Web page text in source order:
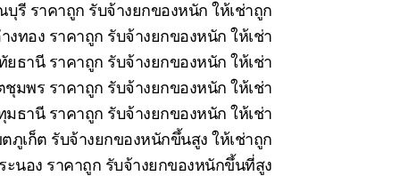
บุรี ราคาถูก รับจ้างยกของหนัก ให้เช่าถูก
งทอง ราคาถูก รับจ้างยกของหนัก ให้เช่า
ยธานี ราคาถูก รับจ้างยกของหนัก ให้เช่า
ชุมพร ราคาถูก รับจ้างยกของหนัก ให้เช่า
มธานี ราคาถูก รับจ้างยกของหนัก ให้เช่า
ตภูเก็ต รับจ้างยกของหนักขึ้นสูง ให้เช่าถูก
ะนอง ราคาถูก รับจ้างยกของหนักขึ้นที่สูง